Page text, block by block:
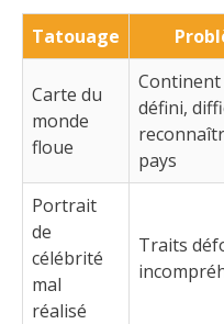
Tatouage
Carte du
monde
floue
Continent
défini,
pays
Portrait
de
célébrité
mal
réalisé
Traits